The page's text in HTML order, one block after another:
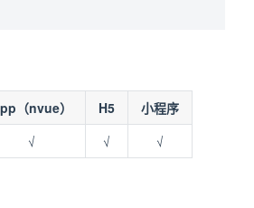
（nvue） H5
小程序
√ √ √